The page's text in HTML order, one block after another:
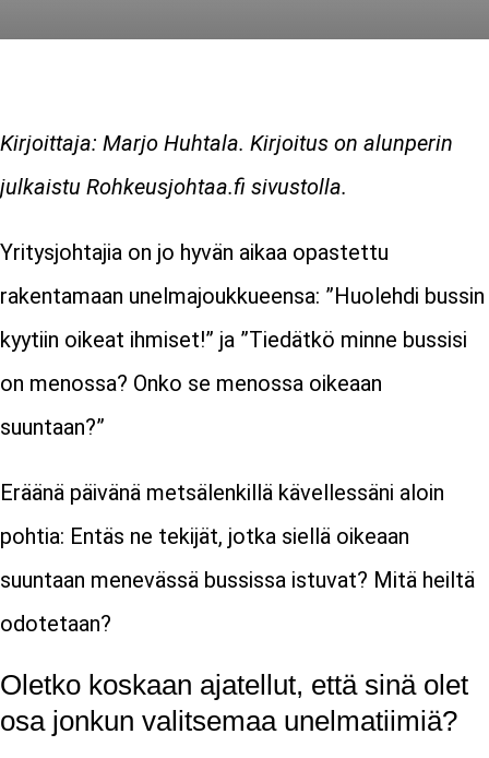
Kirjoittaja: Marjo Huhtala. Kirjoitus on alunperin
julkaistu Rohkeusjohtaa.fi sivustolla.
Yritysjohtajia on jo hyvän aikaa opastettu
rakentamaan unelmajoukkueensa: ”Huolehdi bussin
kyytiin oikeat ihmiset!” ja ”Tiedätkö minne bussisi
on menossa? Onko se menossa oikeaan
suuntaan?”
Eräänä päivänä metsälenkillä kävellessäni aloin
pohtia: Entäs ne tekijät, jotka siellä oikeaan
suuntaan menevässä bussissa istuvat? Mitä heiltä
odotetaan?
Oletko koskaan ajatellut, että sinä olet
osa jonkun valitsemaa unelmatiimiä?